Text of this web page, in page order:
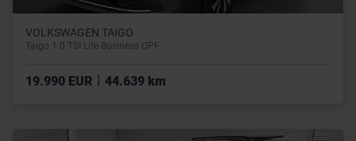
VOLKSWAGEN TAIGO
Taigo 1.0 TSI Life Business OPF
19.990 EUR 44.639 km